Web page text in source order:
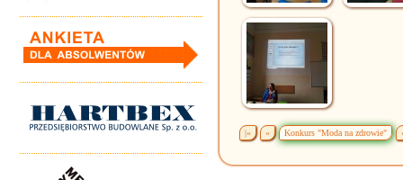
|« « Konkurs "Moda na zdrowie"